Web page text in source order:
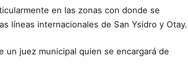
en las zonas con donde se
líneas internacionales de San Ysidro y Otay.
un juez municipal quien se encargará de